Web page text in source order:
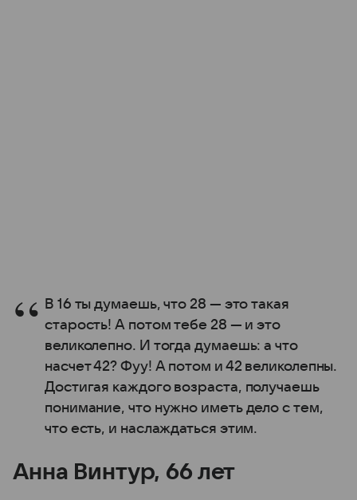
В 16 ты думаешь, что 28 — это такая
старость! А потом тебе 28 — и это
великолепно. И тогда думаешь: а что
насчет 42? Фуу! А потом и 42 великолепны.
Достигая каждого возраста, получаешь
понимание, что нужно иметь дело с тем,
что есть, и наслаждаться этим.
Анна Винтур, 66 лет